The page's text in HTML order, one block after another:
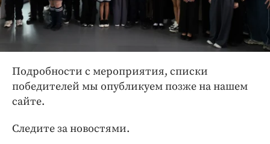
Подробности с мероприятия, списки
победителей мы опубликуем позже на нашем
сайте.
Следите за новостями.